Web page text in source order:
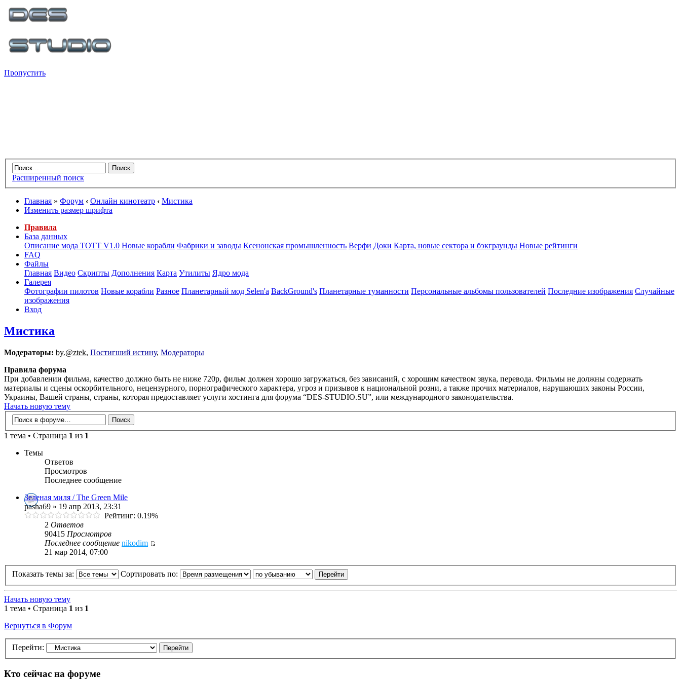
Пропустить
Расширенный поиск
Главная » Форум ‹ Онлайн кинотеатр ‹ Мистика
Изменить размер шрифта
Правила
База данных
Описание мода ТОТТ V1.0 Новые корабли Фабрики и заводы Ксенонская промышленность Верфи Доки Карта, новые сектора и бэкграунды Новые рейтинги
FAQ
Файлы
Главная Видео Скрипты Дополнения Карта Утилиты Ядро мода
Галерея
Фотографии пилотов Новые корабли Разное Планетарный мод Selen'a BackGround's Планетарные туманности Персональные альбомы пользователей Последние изображения Случайные
изображения
Вход
Мистика
Модераторы: by.@ztek, Постигший истину, Модераторы
Правила форума
При добавлении фильма, качество должно быть не ниже 720p, фильм должен хорошо загружаться, без зависаний, с хорошим качеством звука, перевода. Фильмы не должны содержать
материалы и сцены оскорбительного, нецензурного, порнографического характера, угроз и призывов к национальной розни, а также прочих материалов, нарушаюших законы России,
Украины, Вашей страны, страны, которая предоставляет услуги хостинга для форума “DES-STUDIO.SU”, или международного законодательства.
Начать новую тему
1 тема • Страница 1 из 1
Темы
Ответов
Просмотров
Последнее сообщение
Зеленая миля / The Green Mile
pasha69 » 19 апр 2013, 23:31
Рейтинг: 0.19%
2 Ответов
90415 Просмотров
Последнее сообщение nikodim
21 мар 2014, 07:00
Показать темы за: Сортировать по:
Начать новую тему
1 тема • Страница 1 из 1
Вернуться в Форум
Перейти:
Кто сейчас на форуме